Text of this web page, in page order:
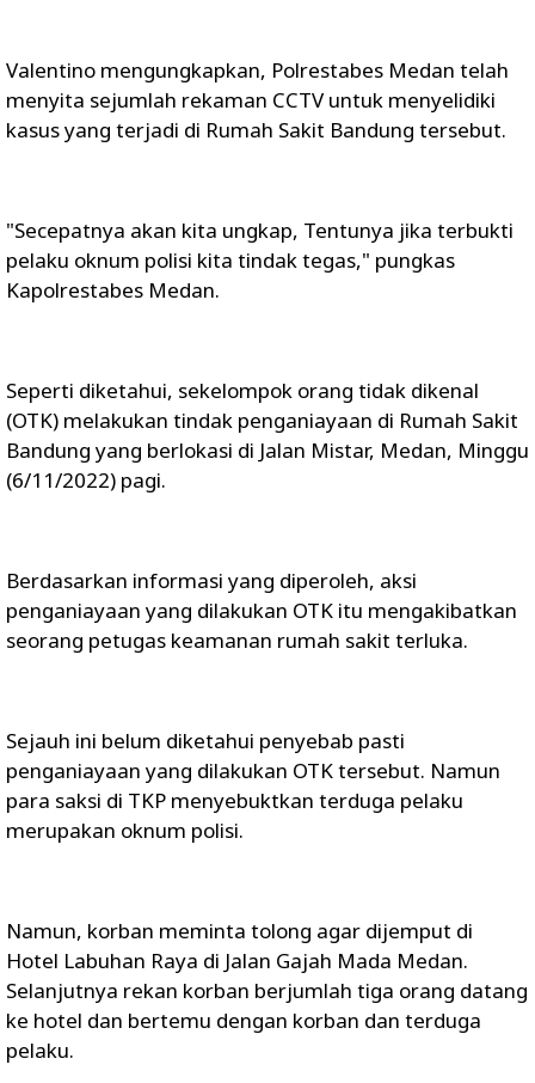
Valentino mengungkapkan, Polrestabes Medan telah
menyita sejumlah rekaman CCTV untuk menyelidiki
kasus yang terjadi di Rumah Sakit Bandung tersebut.
"Secepatnya akan kita ungkap, Tentunya jika terbukti
pelaku oknum polisi kita tindak tegas," pungkas
Kapolrestabes Medan.
Seperti diketahui, sekelompok orang tidak dikenal
(OTK) melakukan tindak penganiayaan di Rumah Sakit
Bandung yang berlokasi di Jalan Mistar, Medan, Minggu
(6/11/2022) pagi.
Berdasarkan informasi yang diperoleh, aksi
penganiayaan yang dilakukan OTK itu mengakibatkan
seorang petugas keamanan rumah sakit terluka.
Sejauh ini belum diketahui penyebab pasti
penganiayaan yang dilakukan OTK tersebut. Namun
para saksi di TKP menyebuktkan terduga pelaku
merupakan oknum polisi.
Namun, korban meminta tolong agar dijemput di
Hotel Labuhan Raya di Jalan Gajah Mada Medan.
Selanjutnya rekan korban berjumlah tiga orang datang
ke hotel dan bertemu dengan korban dan terduga
pelaku.